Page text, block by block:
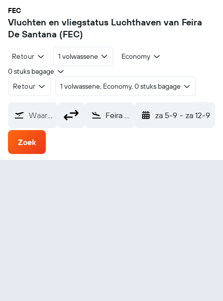
FEC
Vluchten en vliegstatus Luchthaven van Feira
De Santana (FEC)
Retour 1 volwassene
Economy
0 stuks bagage
Retour
1 volwassene, Economy, 0 stuks bagage
Waarvandaan? Feira De Santana (FEC) za 5-9 - za 12-9
Zoek